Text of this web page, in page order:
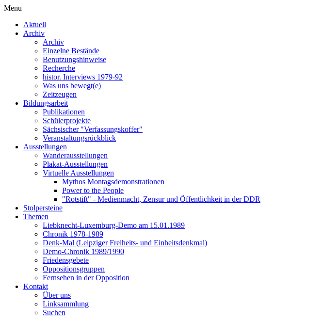
Menu
Aktuell
Archiv
Archiv
Einzelne Bestände
Benutzungshinweise
Recherche
histor. Interviews 1979-92
Was uns bewegt(e)
Zeitzeugen
Bildungsarbeit
Publikationen
Schülerprojekte
Sächsischer "Verfassungskoffer"
Veranstaltungsrückblick
Ausstellungen
Wanderausstellungen
Plakat-Ausstellungen
Virtuelle Ausstellungen
Mythos Montagsdemonstrationen
Power to the People
"Rotstift" - Medienmacht, Zensur und Öffentlichkeit in der DDR
Stolpersteine
Themen
Liebknecht-Luxemburg-Demo am 15.01.1989
Chronik 1978-1989
Denk-Mal (Leipziger Freiheits- und Einheitsdenkmal)
Demo-Chronik 1989/1990
Friedensgebete
Oppositionsgruppen
Fernsehen in der Opposition
Kontakt
Über uns
Linksammlung
Suchen